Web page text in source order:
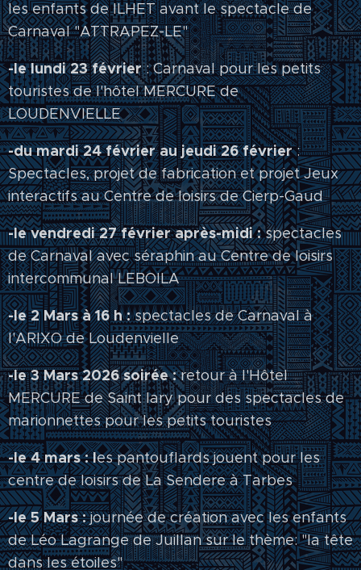
les enfants de ILHET avant le spectacle de
Carnaval "ATTRAPEZ-LE"
-le lundi 23 février: Carnaval pour les petits
touristes de l'hôtel MERCURE de
LOUDENVIELLE
-du mardi 24 février au jeudi 26 février:
Spectacles, projet de fabrication et projet Jeux
interactifs au Centre de loisirs de Cierp-Gaud
-le vendredi 27 février après-midi :spectacles
de Carnaval avec séraphin au Centre de loisirs
intercommunal LEBOILA
-le 2 Mars à 16 h :spectacles de Carnaval à
l'ARIXO de Loudenvielle
-le 3 Mars 2026 soirée :retour à l'Hôtel
MERCURE de Saint lary pour des spectacles de
marionnettes pour les petits touristes
-le 4 mars : les pantouflards jouent pour les
centre de loisirs de La Sendere à Tarbes
-le 5 Mars :journée de création avec les enfants
de Léo Lagrange de Juillan sur le thème: "la tête
dans les étoiles"